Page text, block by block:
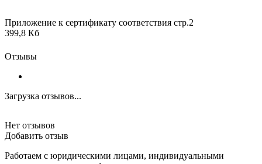
Приложение к сертификату соответствия стр.2
399,8 Кб
Отзывы
Загрузка отзывов...
Нет отзывов
Добавить отзыв
Работаем с юридическими лицами, индивидуальными